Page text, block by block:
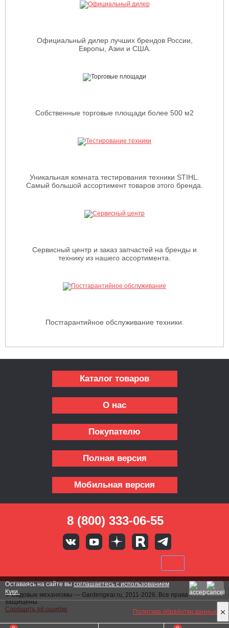
Официальный дилер лучших брендов России,
Европы, Азии и США.
Собственные торговые площади более 500 м2
Уникальная комната тестирования техники STIHL.
Самый большой ассортимент товаров этого бренда.
Сервисный центр и заказ запчастей на бренды и
технику из нашего ассортимента.
Постгарантийное обслуживание техники.
Каталог товаров
О нас
Покупателю
Полная версия
Мобильная версия
8 (800) 333-06-55
© Садовые механизмы — Gardengear.ru, 2011-2026. Все права
защищены.
Сообщить об ошибке
Политика обработки данных
Оставаясь на сайте вы соглашаетесь с использованием
Куки.